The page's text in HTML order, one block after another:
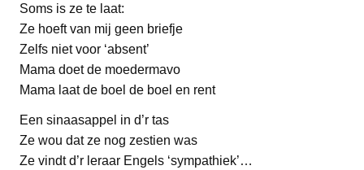
Soms is ze te laat:
Ze hoeft van mij geen briefje
Zelfs niet voor ‘absent’
Mama doet de moedermavo
Mama laat de boel de boel en rent
Een sinaasappel in d’r tas
Ze wou dat ze nog zestien was
Ze vindt d’r leraar Engels ‘sympathiek’…